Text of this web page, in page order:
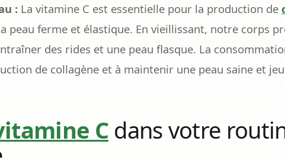
: La vitamine C est essentielle pour la production de
peau ferme et élastique. En vieillissant, notre corps
des rides et une peau flasque. La
de collagène et à maintenir une peau saine et
Cdans votre